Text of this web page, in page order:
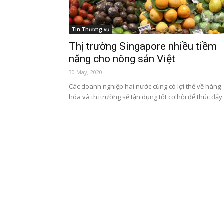
Tin Thương vụ
Thị trường Singapore nhiều tiềm
năng cho nông sản Việt
30 May, 2020
Các doanh nghiệp hai nước cùng có lợi thế về hàng
hóa và thị trường sẽ tận dụng tốt cơ hội để thúc